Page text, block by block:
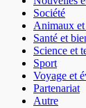
Société
Animaux
Santé et
Science et
Sport
Voyage et
Partenariat
Autre